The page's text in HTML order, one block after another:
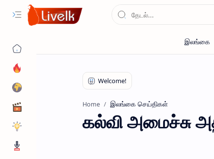
Home இலங்கை செய்திகள்
கல்வி அமைச்சு